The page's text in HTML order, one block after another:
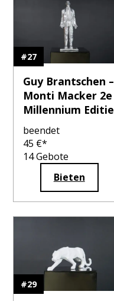
#27
Guy Brantschen –
Monti Macker 2e
Millennium Editie
beendet
45 €*
14Gebote
Bieten
#29